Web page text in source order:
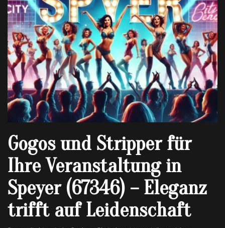
Gogos und Stripper für
Ihre Veranstaltung in
Speyer (67346) – Eleganz
trifft auf Leidenschaft